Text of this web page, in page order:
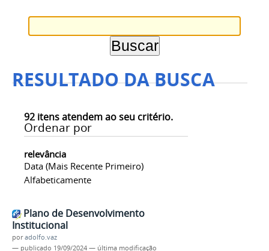
RESULTADO DA BUSCA
92 itens atendem ao seu critério.
Ordenar por
relevância
Data (mais Recente Primeiro)
Alfabeticamente
Plano de Desenvolvimento
Institucional
poradolfo.vaz
— publicado 19/09/2024 — última modificação